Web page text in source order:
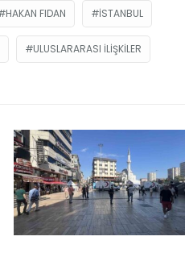
HAKAN FIDAN İSTANBUL
ULUSLARARASI ILIŞKILER